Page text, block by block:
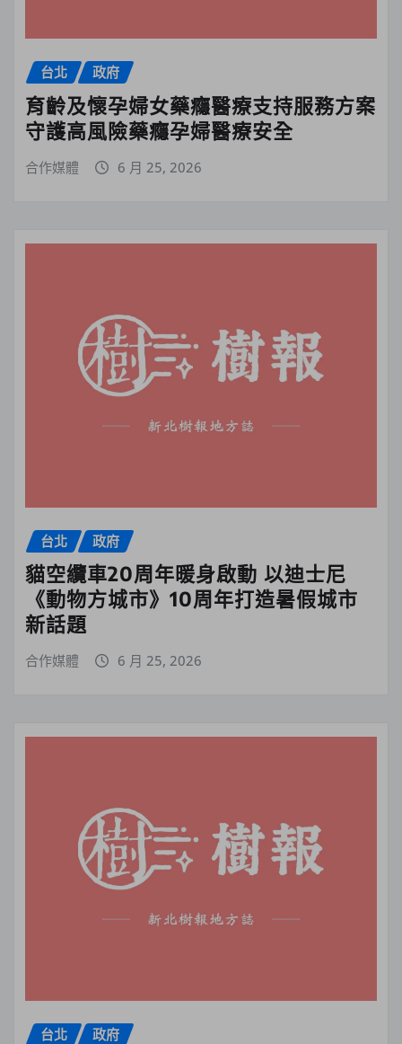
台北 政府
育齡及懷孕婦女藥癮醫療支持服務方案
守護高風險藥癮孕婦醫療安全
合作媒體 6 月 25, 2026
台北 政府
貓空纜車20周年暖身啟動 以迪士尼
《動物方城市》10周年打造暑假城市
新話題
合作媒體 6 月 25, 2026
台北 政府